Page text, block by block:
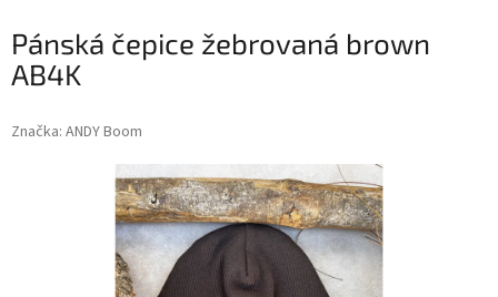
Pánská čepice žebrovaná brown
AB4K
Značka: ANDY Boom